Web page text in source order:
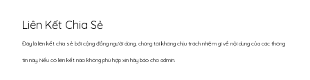
Liên Kết Chia Sẻ
Đây là liên kết chia sẻ bới cộng đồng người dùng, chúng tôi không chịu trách nhiệm gì về nội dung của các thông
tin này. Nếu có liên kết nào không phù hợp xin hãy báo cho admin.